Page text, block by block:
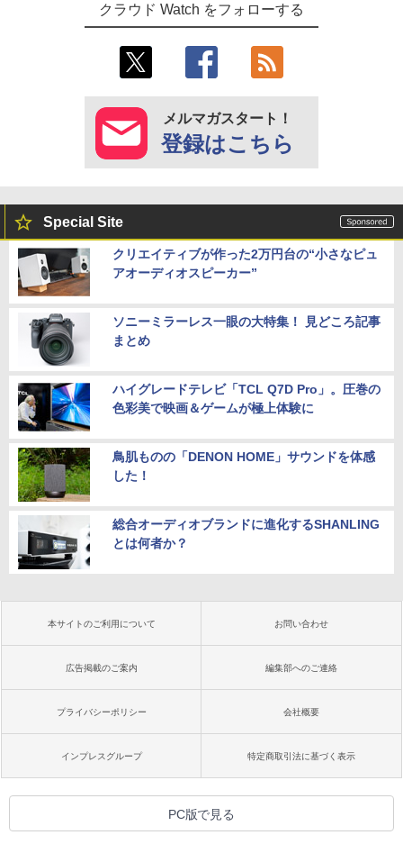
クラウド Watch をフォローする
メルマガスタート！
登録はこちら
Special Site
クリエイティブが作った2万円台の“小さなピュ
アオーディオスピーカー”
ソニーミラーレス一眼の大特集！ 見どころ記事
まとめ
ハイグレードテレビ「TCL Q7D Pro」。圧巻の
色彩美で映画＆ゲームが極上体験に
鳥肌ものの「DENON HOME」サウンドを体感
した！
総合オーディオブランドに進化するSHANLING
とは何者か？
本サイトのご利用について お問い合わせ
広告掲載のご案内 編集部へのご連絡
プライバシーポリシー 会社概要
インプレスグループ 特定商取引法に基づく表示
PC版で見る